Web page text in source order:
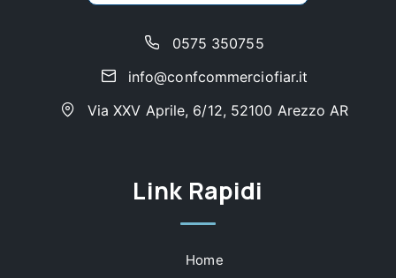
0575 350755
info@confcommerciofiar.it
Via XXV Aprile, 6/12, 52100 Arezzo AR
Link Rapidi
Home